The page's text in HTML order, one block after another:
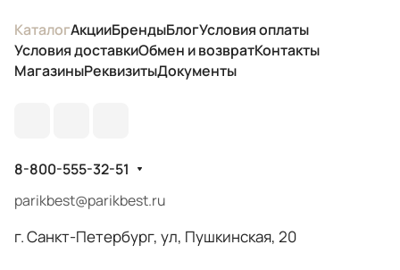
КаталогАкцииБрендыБлогУсловия оплаты
Условия доставкиОбмен и возвратКонтакты
МагазиныРеквизитыДокументы
8-800-555-32-51
parikbest@parikbest.ru
г. Санкт-Петербург, ул, Пушкинская, 20